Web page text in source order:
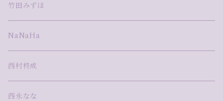
竹田みずほ
NaNaHa
西村柊成
西永なな